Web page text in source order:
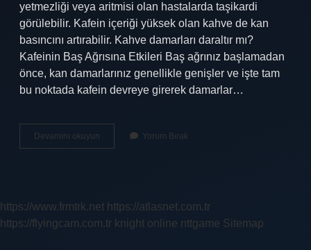
yetmezliği veya aritmisi olan hastalarda taşikardi
görülebilir. Kafein içeriği yüksek olan kahve de kan
basıncını artırabilir. Kahve damarları daraltır mı?
Kafeinin Baş Ağrısına Etkileri Baş ağrınız başlamadan
önce, kan damarlarınız genellikle genişler ve işte tam
bu noktada kafein devreye girerek damarlar…
Devamını okuyun
Kahvesi
Yorum Bırak
https://www.frmtrk.net https://atlasnet.com.tr
https://flyingcam.com.tr knight online nttgame Sitemap